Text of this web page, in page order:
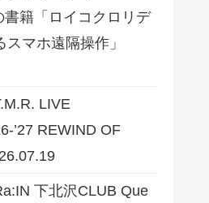
書籍「ロイコクロリデ
マホ遠隔操作」
LIVE
’27 REWIND OF
下北沢CLUB Que